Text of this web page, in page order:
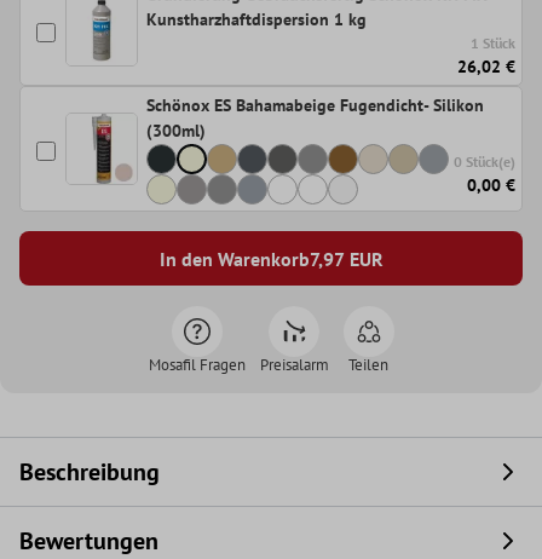
Kunstharzhaftdispersion 1 kg
1 Stück
26,02 €
Schönox ES Bahamabeige Fugendicht- Silikon
(300ml)
0 Stück(e)
0,00 €
In den Warenkorb7,97 EUR
Mosafil Fragen Preisalarm Teilen
Beschreibung
Bewertungen